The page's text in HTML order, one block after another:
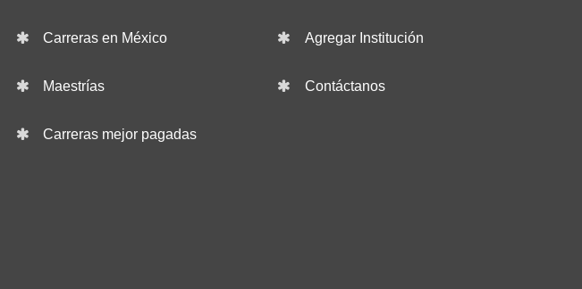
Carreras en México
Maestrías
Carreras mejor pagadas
Agregar Institución
Contáctanos